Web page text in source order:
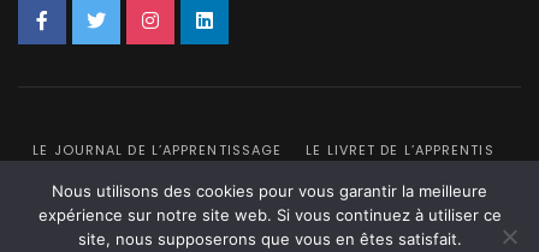
LE JOURNAL DE L’APPRENTISSAGE
LE LIVRET DE L’APPRENTIS
© 2026CFA IFFCOM
Nous utilisons des cookies pour vous garantir la meilleure
expérience sur notre site web. Si vous continuez à utiliser ce
site, nous supposerons que vous en êtes satisfait.